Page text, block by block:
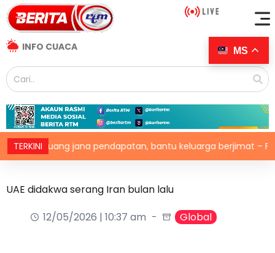
INFO CUACA
TERKINI
peluang jana pendapatan, bantu keluarga berjimat – Fadhlina
UAE didakwa serang Iran bulan lalu
12/05/2026 | 10:37 am
Global
MS